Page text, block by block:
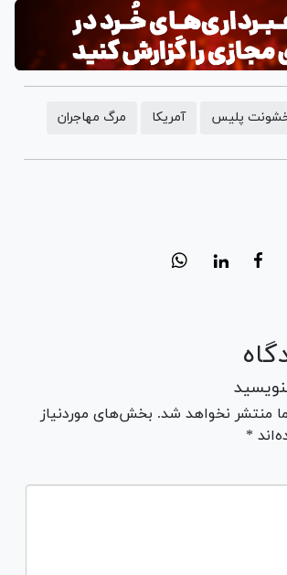
پلیس آمریکا مرگ مهاجران
منتشر نخواهد شد. بخش‌های موردنیاز
*